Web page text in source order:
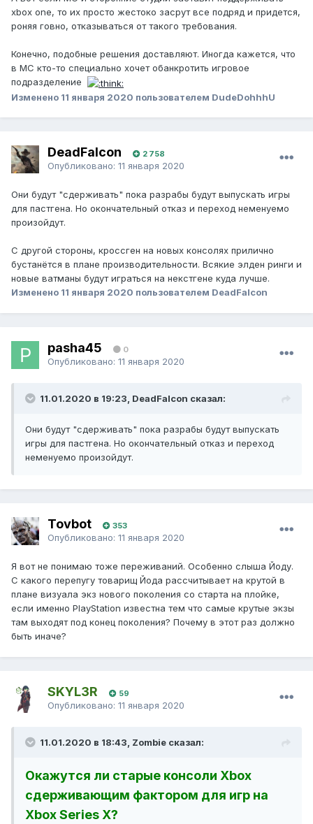
xbox one, то их просто жестоко засрут все подряд и придется,
роняя говно, отказываться от такого требования.
Конечно, подобные решения доставляют. Иногда кажется, что
в МС кто-то специально хочет обанкротить игровое
подразделение
Изменено 11 января 2020 пользователем DudeDohhhU
DeadFalcon 2 758
Опубликовано: 11 января 2020
Они будут "сдерживать" пока разрабы будут выпускать игры
для пастгена. Но окончательный отказ и переход неменуемо
произойдут.
С другой стороны, кроссген на новых консолях прилично
бустанётся в плане производительности. Всякие элден ринги и
новые ватманы будут играться на некстгене куда лучше.
Изменено 11 января 2020 пользователем DeadFalcon
pasha45 0
Опубликовано: 11 января 2020
11.01.2020 в 19:23, DeadFalcon сказал:
Они будут "сдерживать" пока разрабы будут выпускать
игры для пастгена. Но окончательный отказ и переход
неменуемо произойдут.
Tovbot 353
Опубликовано: 11 января 2020
Я вот не понимаю тоже переживаний. Особенно слыша Йоду.
С какого перепугу товарищ Йода рассчитывает на крутой в
плане визуала экз нового поколения со старта на плойке,
если именно PlayStation известна тем что самые крутые экзы
там выходят под конец поколения? Почему в этот раз должно
быть иначе?
SKYL3R 59
Опубликовано: 11 января 2020
11.01.2020 в 18:43, Zombie сказал:
Окажутся ли старые консоли Xbox
сдерживающим фактором для игр на
Xbox Series X?